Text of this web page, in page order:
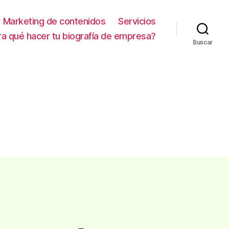
Marketing de contenidos
Servicios
qué hacer tu biografía de empresa?
Buscar